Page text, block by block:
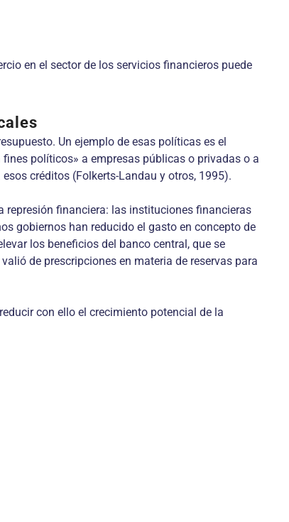
en el sector de los servicios financieros puede
Un ejemplo de esas políticas es el
políticos» a empresas públicas o privadas o a
créditos (Folkerts-Landau y otros, 1995).
represión financiera: las instituciones financieras
gobiernos han reducido el gasto en concepto de
los beneficios del banco central, que se
de prescripciones en materia de reservas para
con ello el crecimiento potencial de la